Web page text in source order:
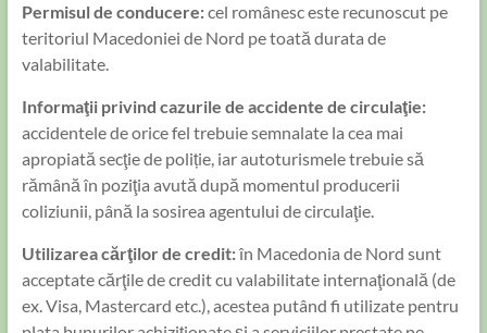
Permisul de conducere:cel românesc este recunoscut pe
teritoriul Macedoniei de Nord pe toată durata de
valabilitate.
Informaţii privind cazurile de accidente de circulaţie:
accidentele de orice fel trebuie semnalate la cea mai
apropiată secţie de poliție, iar autoturismele trebuie să
rămână în poziţia avută după momentul producerii
coliziunii, până la sosirea agentului de circulaţie.
Utilizarea cărţilor de credit:în Macedonia de Nord sunt
acceptate cărţile de credit cu valabilitate internaţională (de
ex. Visa, Mastercard etc.), acestea putând fi utilizate pentru